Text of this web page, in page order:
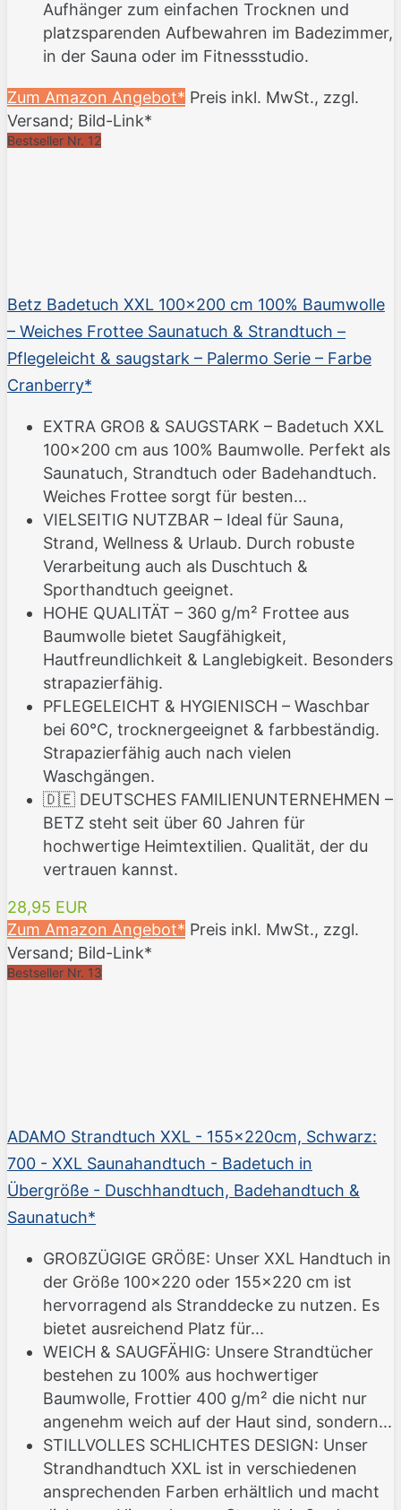
Aufhänger zum einfachen Trocknen und
platzsparenden Aufbewahren im Badezimmer,
in der Sauna oder im Fitnessstudio.
Zum Amazon Angebot* Preis inkl. MwSt., zzgl.
Versand; Bild-Link*
Bestseller Nr. 12
Betz Badetuch XXL 100x200 cm 100% Baumwolle
– Weiches Frottee Saunatuch & Strandtuch –
Pflegeleicht & saugstark – Palermo Serie – Farbe
Cranberry*
EXTRA GROß & SAUGSTARK – Badetuch XXL
100x200 cm aus 100% Baumwolle. Perfekt als
Saunatuch, Strandtuch oder Badehandtuch.
Weiches Frottee sorgt für besten...
VIELSEITIG NUTZBAR – Ideal für Sauna,
Strand, Wellness & Urlaub. Durch robuste
Verarbeitung auch als Duschtuch &
Sporthandtuch geeignet.
HOHE QUALITÄT – 360 g/m² Frottee aus
Baumwolle bietet Saugfähigkeit,
Hautfreundlichkeit & Langlebigkeit. Besonders
strapazierfähig.
PFLEGELEICHT & HYGIENISCH – Waschbar
bei 60°C, trocknergeeignet & farbbeständig.
Strapazierfähig auch nach vielen
Waschgängen.
🇩🇪 DEUTSCHES FAMILIENUNTERNEHMEN –
BETZ steht seit über 60 Jahren für
hochwertige Heimtextilien. Qualität, der du
vertrauen kannst.
28,95 EUR
Zum Amazon Angebot* Preis inkl. MwSt., zzgl.
Versand; Bild-Link*
Bestseller Nr. 13
ADAMO Strandtuch XXL - 155x220cm, Schwarz:
700 - XXL Saunahandtuch - Badetuch in
Übergröße - Duschhandtuch, Badehandtuch &
Saunatuch*
GROßZÜGIGE GRÖßE: Unser XXL Handtuch in
der Größe 100x220 oder 155x220 cm ist
hervorragend als Stranddecke zu nutzen. Es
bietet ausreichend Platz für...
WEICH & SAUGFÄHIG: Unsere Strandtücher
bestehen zu 100% aus hochwertiger
Baumwolle, Frottier 400 g/m² die nicht nur
angenehm weich auf der Haut sind, sondern...
STILLVOLLES SCHLICHTES DESIGN: Unser
Strandhandtuch XXL ist in verschiedenen
ansprechenden Farben erhältlich und macht